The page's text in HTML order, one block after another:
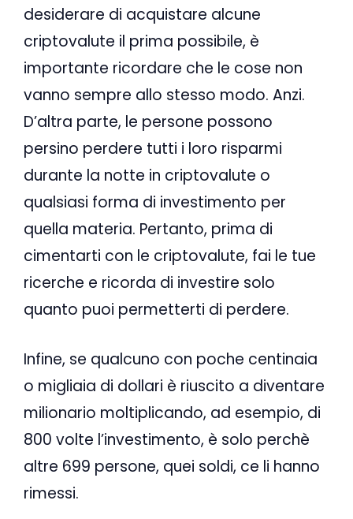
desiderare di acquistare alcune
criptovalute il prima possibile, è
importante ricordare che le cose non
vanno sempre allo stesso modo. Anzi.
D’altra parte, le persone possono
persino perdere tutti i loro risparmi
durante la notte in criptovalute o
qualsiasi forma di investimento per
quella materia. Pertanto, prima di
cimentarti con le criptovalute, fai le tue
ricerche e ricorda di investire solo
quanto puoi permetterti di perdere.
Infine, se qualcuno con poche centinaia
o migliaia di dollari è riuscito a diventare
milionario moltiplicando, ad esempio, di
800 volte l’investimento, è solo perchè
altre 699 persone, quei soldi, ce li hanno
rimessi.